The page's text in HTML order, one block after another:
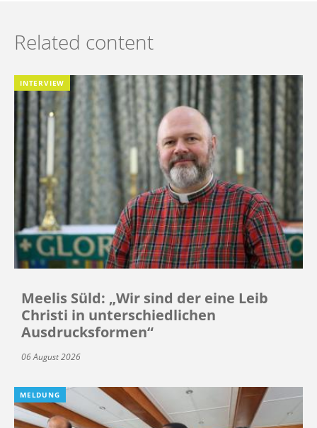
Related content
INTERVIEW
Meelis Süld: „Wir sind der eine Leib
Christi in unterschiedlichen
Ausdrucksformen“
06 August 2026
MELDUNG